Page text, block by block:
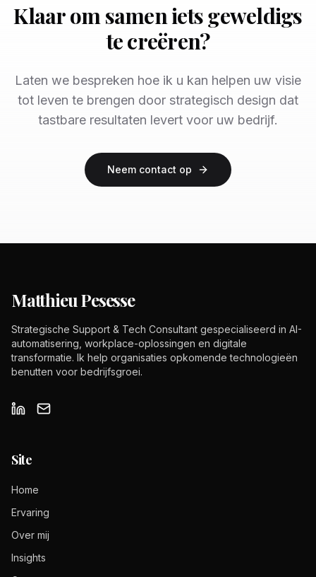
Klaar om samen iets geweldigs
te creëren?
Laten we bespreken hoe ik u kan helpen uw visie
tot leven te brengen door strategisch design dat
tastbare resultaten levert voor uw bedrijf.
Neem contact op
Matthieu Pesesse
Strategische Support & Tech Consultant gespecialiseerd in AI-
automatisering, workplace-oplossingen en digitale
transformatie. Ik help organisaties opkomende technologieën
benutten voor bedrijfsgroei.
Site
Home
Ervaring
Over mij
Insights